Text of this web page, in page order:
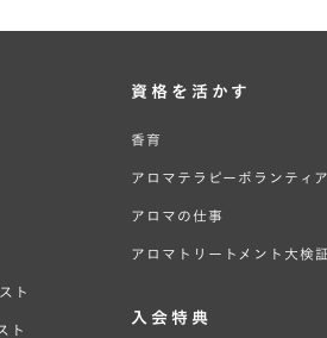
ト
ト
資格を活かす
香育
アロマテラピーボランティア
アロマの仕事
アロマトリートメント大検証
入会特典